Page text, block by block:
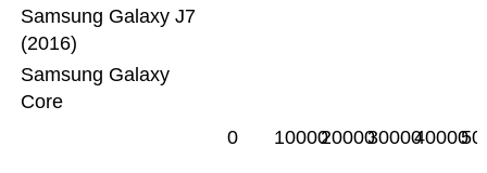
Samsung Galaxy
Core
Samsung Galaxy J7
(2016)
0 10000200003000040000